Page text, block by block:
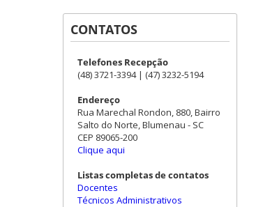
CONTATOS
Telefones Recepção
(48) 3721-3394 | (47) 3232-5194
Endereço
Rua Marechal Rondon, 880, Bairro
Salto do Norte, Blumenau - SC
CEP 89065-200
Clique aqui
Listas completas de contatos
Docentes
Técnicos Administrativos